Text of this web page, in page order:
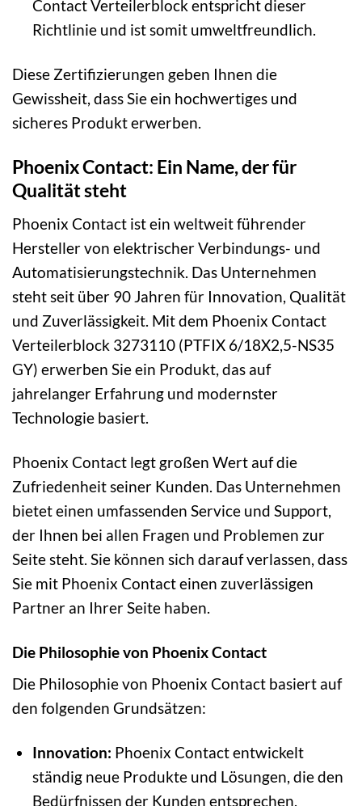
Contact Verteilerblock entspricht dieser
Richtlinie und ist somit umweltfreundlich.
Diese Zertifizierungen geben Ihnen die
Gewissheit, dass Sie ein hochwertiges und
sicheres Produkt erwerben.
Phoenix Contact: Ein Name, der für
Qualität steht
Phoenix Contact ist ein weltweit führender
Hersteller von elektrischer Verbindungs- und
Automatisierungstechnik. Das Unternehmen
steht seit über 90 Jahren für Innovation, Qualität
und Zuverlässigkeit. Mit dem Phoenix Contact
Verteilerblock 3273110 (PTFIX 6/18X2,5-NS35
GY) erwerben Sie ein Produkt, das auf
jahrelanger Erfahrung und modernster
Technologie basiert.
Phoenix Contact legt großen Wert auf die
Zufriedenheit seiner Kunden. Das Unternehmen
bietet einen umfassenden Service und Support,
der Ihnen bei allen Fragen und Problemen zur
Seite steht. Sie können sich darauf verlassen, dass
Sie mit Phoenix Contact einen zuverlässigen
Partner an Ihrer Seite haben.
Die Philosophie von Phoenix Contact
Die Philosophie von Phoenix Contact basiert auf
den folgenden Grundsätzen:
Innovation: Phoenix Contact entwickelt
ständig neue Produkte und Lösungen, die den
Bedürfnissen der Kunden entsprechen.